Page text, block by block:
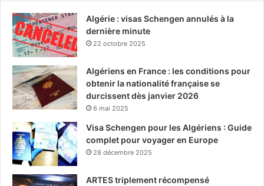
Algérie : visas Schengen annulés à la
dernière minute
22 octobre 2025
Algériens en France : les conditions pour
obtenir la nationalité française se
durcissent dès janvier 2026
6 mai 2025
Visa Schengen pour les Algériens : Guide
complet pour voyager en Europe
28 décembre 2025
ARTES triplement récompensé